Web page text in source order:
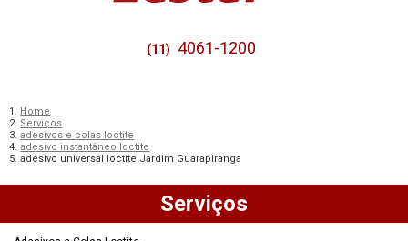
(11) 4061-1200
Home
Serviços
adesivos e colas loctite
adesivo instantâneo loctite
adesivo universal loctite Jardim Guarapiranga
Serviços